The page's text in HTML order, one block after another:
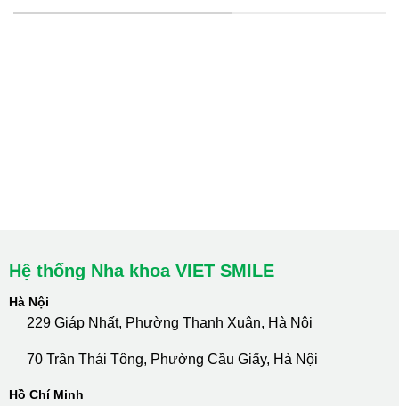
Hệ thống Nha khoa VIET SMILE
Hà Nội
229 Giáp Nhất, Phường Thanh Xuân, Hà Nội
70 Trần Thái Tông, Phường Cầu Giấy, Hà Nội
Hồ Chí Minh